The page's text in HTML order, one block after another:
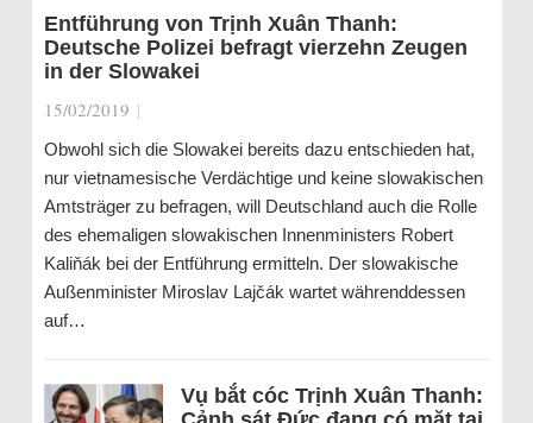
Entführung von Trịnh Xuân Thanh:
Deutsche Polizei befragt vierzehn Zeugen
in der Slowakei
15/02/2019 |
Obwohl sich die Slowakei bereits dazu entschieden hat,
nur vietnamesische Verdächtige und keine slowakischen
Amtsträger zu befragen, will Deutschland auch die Rolle
des ehemaligen slowakischen Innenministers Robert
Kaliňák bei der Entführung ermitteln. Der slowakische
Außenminister Miroslav Lajčák wartet währenddessen
auf…
Vụ bắt cóc Trịnh Xuân Thanh: